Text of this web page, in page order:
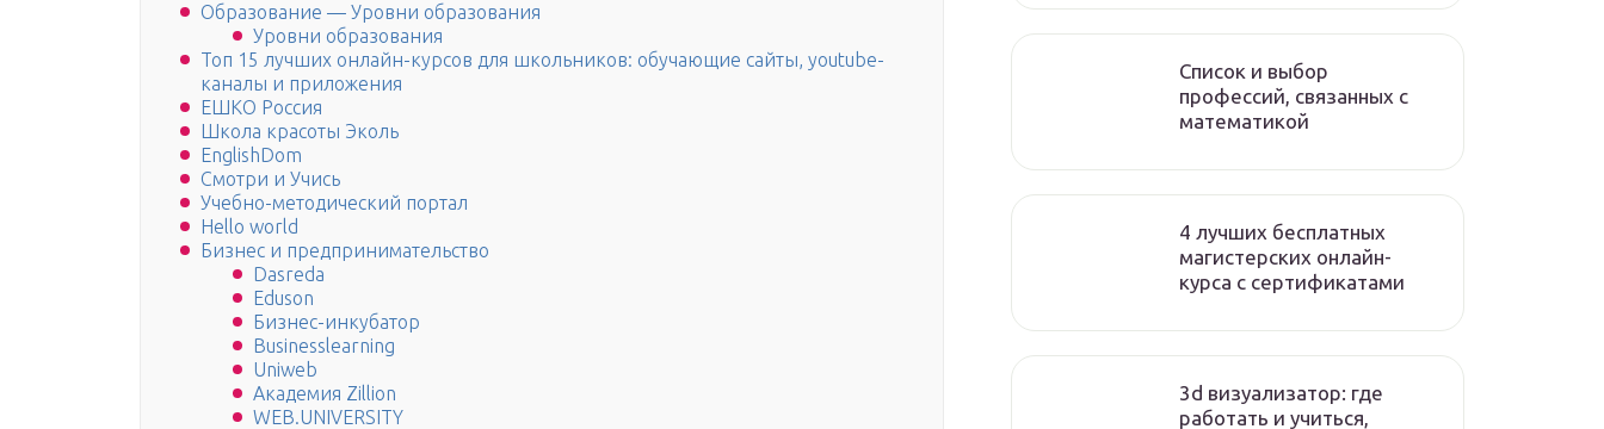
Образование — Уровни образования
Уровни образования
Топ 15 лучших онлайн-курсов для школьников: обучающие сайты, youtube-
каналы и приложения
ЕШКО Россия
Школа красоты Эколь
EnglishDom
Смотри и Учись
Учебно-методический портал
Hello world
Бизнес и предпринимательство
Dasreda
Eduson
Бизнес-инкубатор
Businesslearning
Uniweb
Академия Zillion
WEB.UNIVERSITY
Список и выбор
профессий, связанных с
математикой
4 лучших бесплатных
магистерских онлайн-
курса с сертификатами
3d визуализатор: где
работать и учиться,